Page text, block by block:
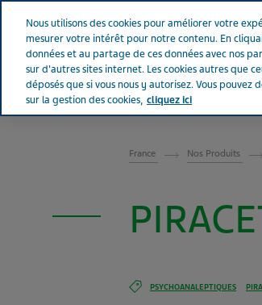
Aller sur Tevapharm
FRANCE
France Nos Produits
PSYCHOANALEPTIQUES
Nous utilisons des cookies pour améliorer votre
mesurer votre intérêt pour notre contenu. En
données et au partage de ces données avec nos
sur d'autres sites internet. Les cookies autres que
déposés que si vous nous y autorisez. Vous
sur la gestion des cookies, cliquez ici